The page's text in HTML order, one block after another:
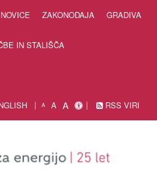
NOVICE ZAKONODAJA GRADIVA
IN STALIŠČA
A A A RSS VIRI